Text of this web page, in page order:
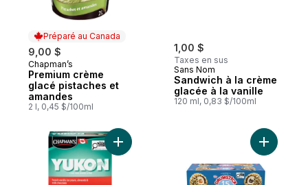
Préparé au Canada
9,00 $
Préparé au Canada
Chapman’s
Premium crème
glacé pistaches et
amandes
2 l, 0,45 $/100ml
1,00 $
Taxes en sus
Sans Nom
Sandwich à la crème
glacée à la vanille
120 ml, 0,83 $/100ml
Ajouter Yukon lynx barre
Ajouter